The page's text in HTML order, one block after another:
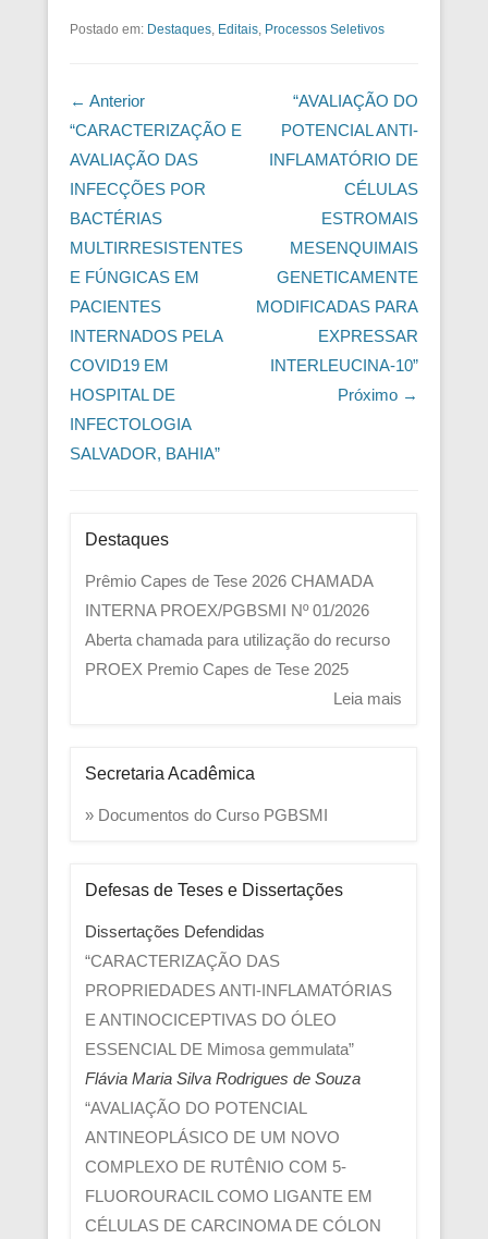
Postado em: Destaques, Editais, Processos Seletivos
Navegação das Postagens
← Anterior
“CARACTERIZAÇÃO E
AVALIAÇÃO DAS
INFECÇÕES POR
BACTÉRIAS
MULTIRRESISTENTES
E FÚNGICAS EM
PACIENTES
INTERNADOS PELA
COVID19 EM
HOSPITAL DE
INFECTOLOGIA
SALVADOR, BAHIA”
“AVALIAÇÃO DO
POTENCIAL ANTI-
INFLAMATÓRIO DE
CÉLULAS
ESTROMAIS
MESENQUIMAIS
GENETICAMENTE
MODIFICADAS PARA
EXPRESSAR
INTERLEUCINA-10”
Próximo →
Destaques
Prêmio Capes de Tese 2026 CHAMADA
INTERNA PROEX/PGBSMI Nº 01/2026
Aberta chamada para utilização do recurso
PROEX Premio Capes de Tese 2025
Leia mais
Secretaria Acadêmica
» Documentos do Curso PGBSMI
Defesas de Teses e Dissertações
Dissertações Defendidas
“CARACTERIZAÇÃO DAS
PROPRIEDADES ANTI-INFLAMATÓRIAS
E ANTINOCICEPTIVAS DO ÓLEO
ESSENCIAL DE Mimosa gemmulata”
Flávia Maria Silva Rodrigues de Souza
“AVALIAÇÃO DO POTENCIAL
ANTINEOPLÁSICO DE UM NOVO
COMPLEXO DE RUTÊNIO COM 5-
FLUOROURACIL COMO LIGANTE EM
CÉLULAS DE CARCINOMA DE CÓLON